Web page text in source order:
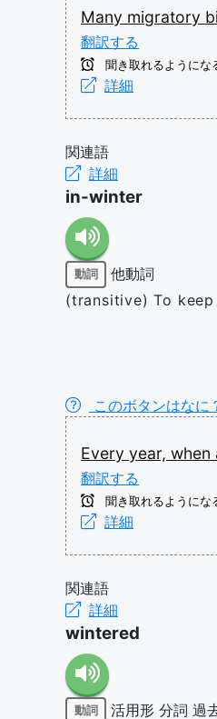
Many migratory
翻訳する
聞き取れるようにな
詳細
関連語
詳細
in-winter
動詞
他動詞
(transitive) To
このボタンはなに
Every year, when
翻訳する
聞き取れるようにな
詳細
関連語
詳細
wintered
動詞 活用形 分詞 過